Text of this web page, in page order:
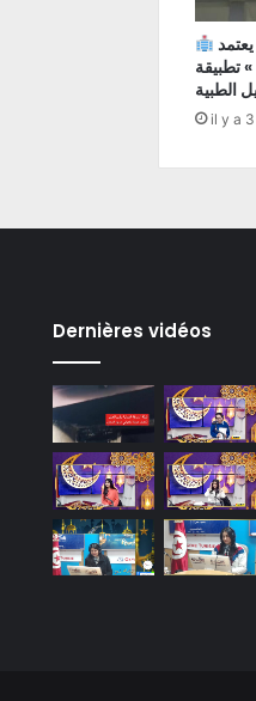
تطبيقة « SantéLab » لرقمنة نتائج
الطبية
il y a
Dernières vidéos